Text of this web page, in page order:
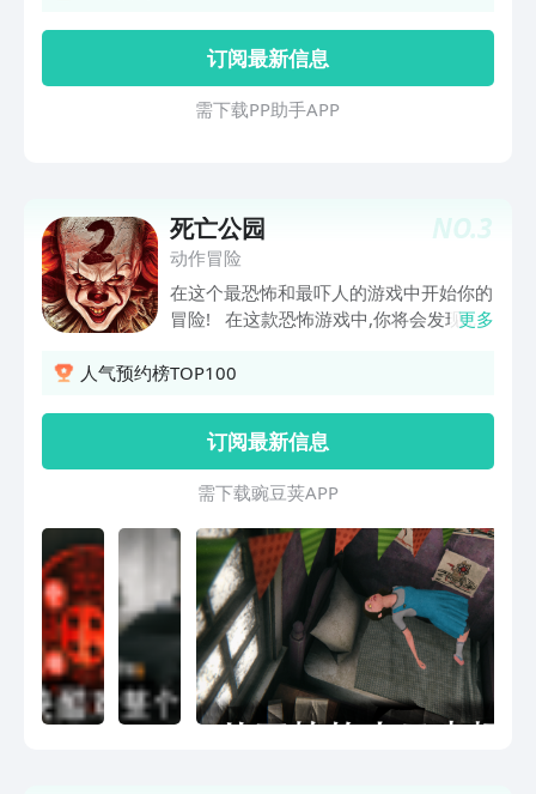
但我们从未放弃，文明之火仍在燃烧。幸
存者们，集结化身未来战士，一起探索崩
坏失序的世界，夺回我们的生存空间，重
订阅最新信息
需 下 载 P P 助 手 A P P
NO.3
死亡公园
动作冒险
在这个最恐怖和最吓人的游戏中开始你的
冒险! 在这款恐怖游戏中,你将会发现自
然的城市中,赶快行动,从小丑手中救出你
更多
人气预约榜TOP100
订阅最新信息
需 下 载 豌 豆 荚 A P P